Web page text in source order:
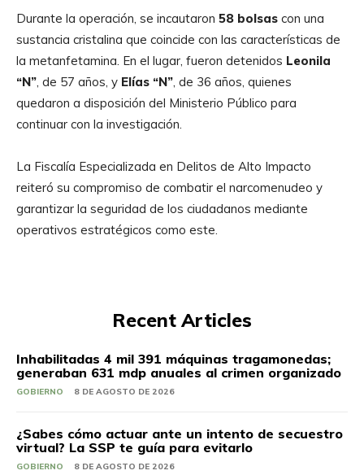
Durante la operación, se incautaron 58 bolsas con una
sustancia cristalina que coincide con las características de
la metanfetamina. En el lugar, fueron detenidos Leonila
“N”, de 57 años, y Elías “N”, de 36 años, quienes
quedaron a disposición del Ministerio Público para
continuar con la investigación.
La Fiscalía Especializada en Delitos de Alto Impacto
reiteró su compromiso de combatir el narcomenudeo y
garantizar la seguridad de los ciudadanos mediante
operativos estratégicos como este.
Recent Articles
Inhabilitadas 4 mil 391 máquinas tragamonedas;
generaban 631 mdp anuales al crimen organizado
GOBIERNO 8 DE AGOSTO DE 2026
¿Sabes cómo actuar ante un intento de secuestro
virtual? La SSP te guía para evitarlo
GOBIERNO 8 DE AGOSTO DE 2026